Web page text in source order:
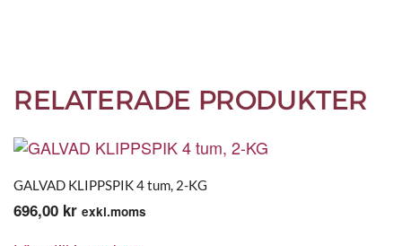
RELATERADE PRODUKTER
GALVAD KLIPPSPIK 4 tum, 2-KG
696,00 kr exkl.moms